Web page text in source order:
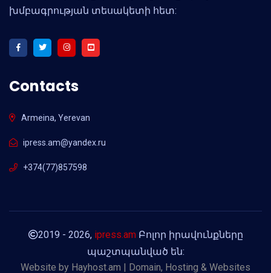
խմբագրության տեսակետի հետ:
Contacts
Armeina, Yerevan
ipress.am@yandex.ru
+374(77)857598
2019 - 2026, ipress.amԲոլոր իրավունքները
պաշտպանված են:
Website by Hayhost.am | Domain, Hosting & Websites